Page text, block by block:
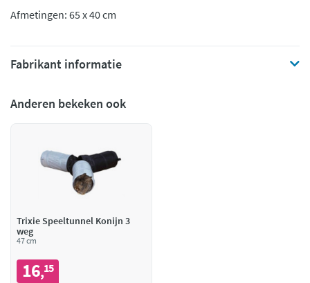
Afmetingen: 65 x 40 cm
Fabrikant informatie
Anderen bekeken ook
Trixie Speeltunnel Konijn 3
weg
47 cm
16,15